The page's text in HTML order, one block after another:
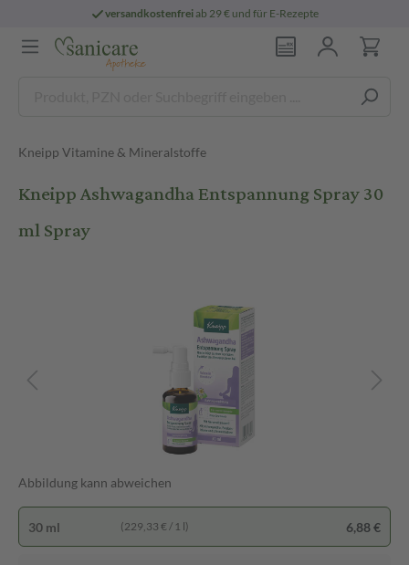
versandkostenfreiab 29 € und für E-Rezepte
Kneipp Vitamine & Mineralstoffe
Kneipp Ashwagandha Entspannung Spray 30
ml Spray
Abbildung kann abweichen
30 ml (229,33 € / 1 l) 6,88 €